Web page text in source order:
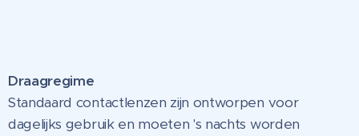
Draagregime
Standaard contactlenzen zijn ontworpen voor
dagelijks gebruik en moeten 's nachts worden